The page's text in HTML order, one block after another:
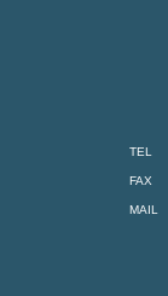
TEL
FAX
MAIL